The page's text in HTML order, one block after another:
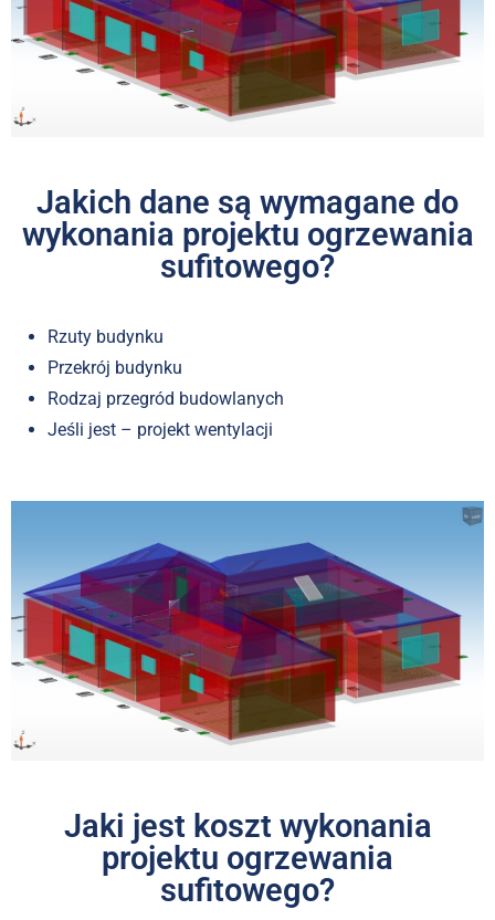
Jakich dane są wymagane do
wykonania projektu ogrzewania
sufitowego?
Rzuty budynku
Przekrój budynku
Rodzaj przegród budowlanych
Jeśli jest – projekt wentylacji
Jaki jest koszt wykonania
projektu ogrzewania
sufitowego?